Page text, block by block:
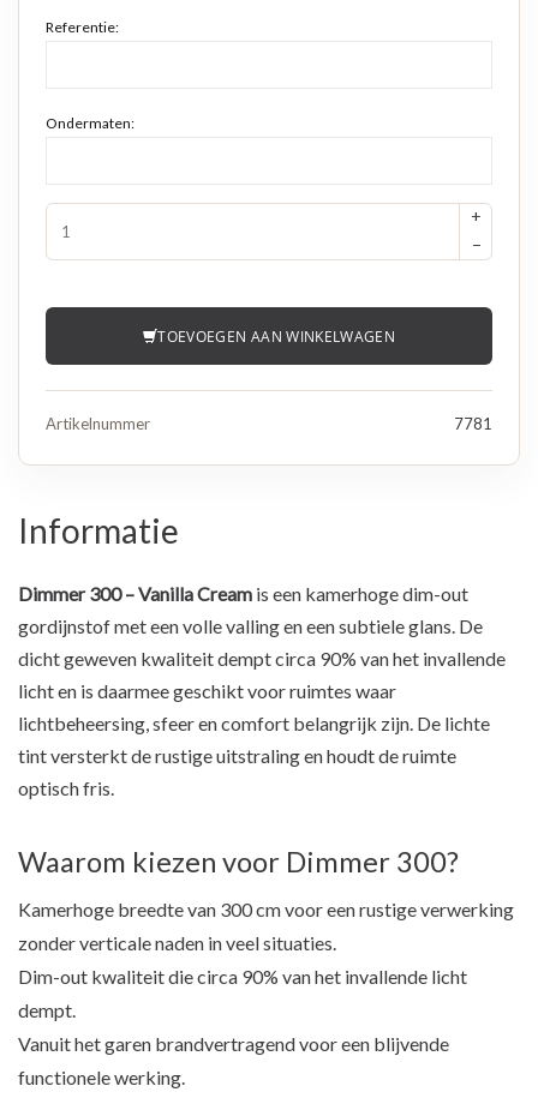
Referentie:
Ondermaten:
+
−
TOEVOEGEN AAN WINKELWAGEN
Artikelnummer 7781
Informatie
Dimmer 300 – Vanilla Cream is een kamerhoge dim-out
gordijnstof met een volle valling en een subtiele glans. De
dicht geweven kwaliteit dempt circa 90% van het invallende
licht en is daarmee geschikt voor ruimtes waar
lichtbeheersing, sfeer en comfort belangrijk zijn. De lichte
tint versterkt de rustige uitstraling en houdt de ruimte
optisch fris.
Waarom kiezen voor Dimmer 300?
Kamerhoge breedte van 300 cm voor een rustige verwerking
zonder verticale naden in veel situaties.
Dim-out kwaliteit die circa 90% van het invallende licht
dempt.
Vanuit het garen brandvertragend voor een blijvende
functionele werking.